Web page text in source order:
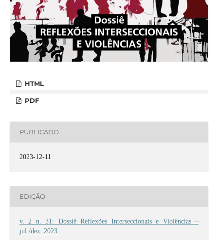
HTML
PDF
PUBLICADO
2023-12-11
EDIÇÃO
v. 2 n. 31: Dossiê Reflexões Interseccionais e Violências –
jul./dez. 2023